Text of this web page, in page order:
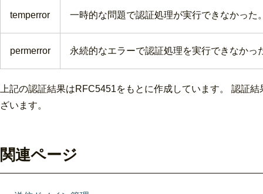
temperror 一時的な問題で認証処理が実行できなかった
permerror 永続的なエラーで認証処理を実行できなかっ
上記の認証結果はRFC5451をもとに作成しています。 認証
ざいます。
関連ページ